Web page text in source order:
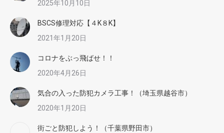
2025年10月10日
BSCS修理対応【４K８K】
2021年1月20日
コロナをぶっ飛ばせ！！
2020年4月26日
気合の入った防犯カメラ工事！（埼玉県越谷市）
2020年1月20日
街ごと防犯しよう！（千葉県野田市）